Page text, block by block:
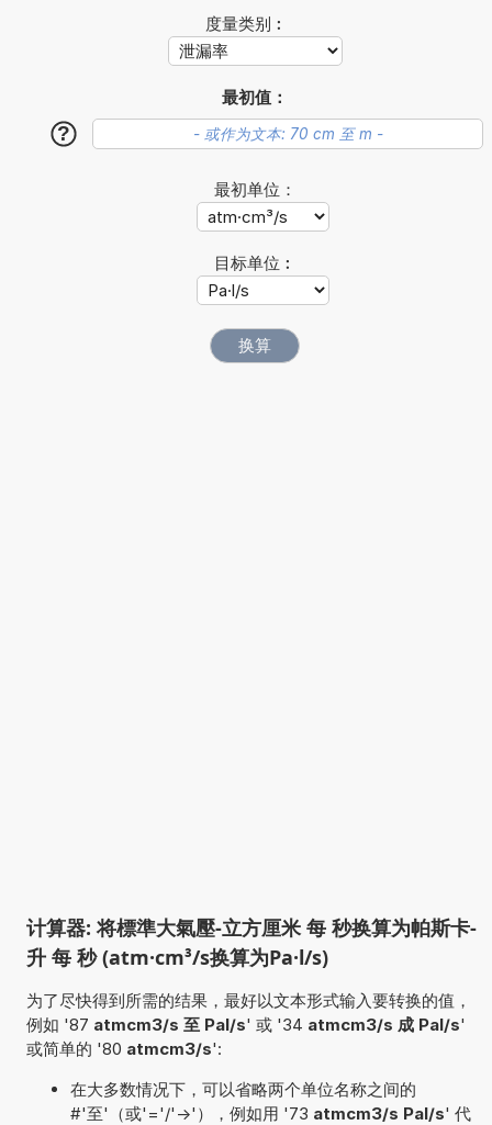
度量类别︰
最初值：
?
最初单位：
目标单位︰
计算器: 将標準大氣壓-立方厘米 每 秒换算为帕斯卡-
升 每 秒 (atm·cm³/s换算为Pa·l/s)
为了尽快得到所需的结果，最好以文本形式输入要转换的值，
例如 '87 atmcm3/s 至 Pal/s' 或 '34 atmcm3/s 成 Pal/s'
或简单的 '80 atmcm3/s':
在大多数情况下，可以省略两个单位名称之间的
#'至'（或'='/'->'），例如用 '73 atmcm3/s Pal/s' 代